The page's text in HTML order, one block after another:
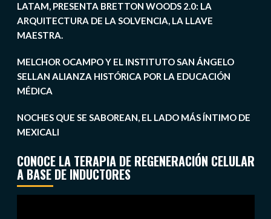
LATAM, PRESENTA BRETTON WOODS 2.0: LA
ARQUITECTURA DE LA SOLVENCIA, LA LLAVE
MAESTRA.
MELCHOR OCAMPO Y EL INSTITUTO SAN ÁNGELO
SELLAN ALIANZA HISTÓRICA POR LA EDUCACIÓN
MÉDICA
NOCHES QUE SE SABOREAN, EL LADO MÁS ÍNTIMO DE
MEXICALI
CONOCE LA TERAPIA DE REGENERACIÓN CELULAR
A BASE DE INDUCTORES